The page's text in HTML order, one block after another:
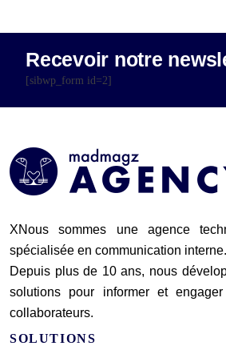
Recevoir notre
[sibwp_form id=2]
XNous sommes une agence
spécialisée en communication interne.
Depuis plus de 10 ans, nous
solutions pour informer et
collaborateurs.
SOLUTIONS